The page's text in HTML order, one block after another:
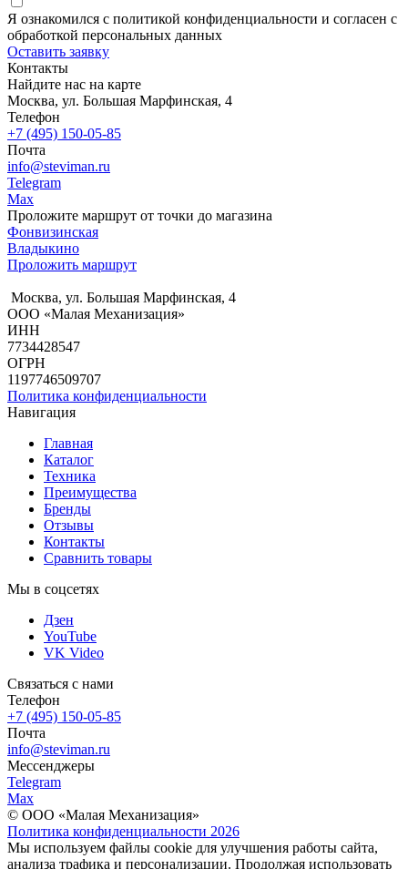
Я ознакомился с политикой конфиденциальности и согласен с
обработкой персональных данных
Оставить заявку
Контакты
Найдите нас на карте
Москва, ул. Большая Марфинская, 4
Телефон
+7 (495) 150-05-85
Почта
info@steviman.ru
Telegram
Max
Проложите маршрут от точки до магазина
Фонвизинская
Владыкино
Проложить маршрут
Москва, ул. Большая Марфинская, 4
ООО «Малая Механизация»
ИНН
7734428547
ОГРН
1197746509707
Политика конфиденциальности
Навигация
Главная
Каталог
Техника
Преимущества
Бренды
Отзывы
Контакты
Сравнить товары
Мы в соцсетях
Дзен
YouTube
VK Video
Связаться с нами
Телефон
+7 (495) 150-05-85
Почта
info@steviman.ru
Мессенджеры
Telegram
Max
© ООО «Малая Механизация»
Политика конфиденциальности 2026
Мы используем файлы cookie для улучшения работы сайта,
анализа трафика и персонализации. Продолжая использовать